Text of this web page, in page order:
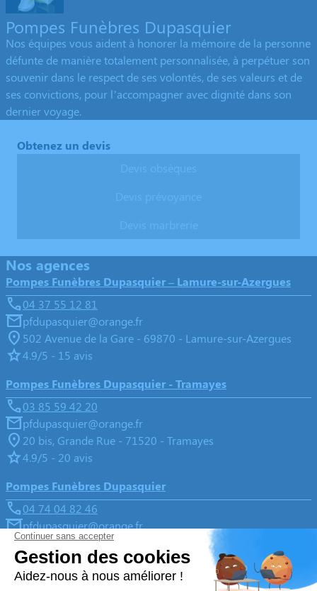
Pompes Funèbres Dupasquier
Nos équipes vous aident à honorer la mémoire de la personne
défunte de manière totalement personnalisée, à perpétuer son
souvenir dans le respect de ses volontés, de ses valeurs et de
ses convictions, pour l’accompagner avec dignité dans son
dernier voyage.
Obtenez un devis
Nos agences
Pompes Funèbres Dupasquier – Lamure-sur-Azergues
04 37 55 12 81
pfdupasquier@orange.fr
502 Avenue de la Gare - 69870 - Lamure-sur-Azergues
4.9/5 - 15 avis
Pompes Funèbres Dupasquier - Tramayes
03 85 59 42 20
pfdupasquier@orange.fr
20 bis, Grande Rue - 71520 - Tramayes
4.9/5 - 20 avis
Pompes Funèbres Dupasquier
04 74 04 82 46
pfdupasquier@orange.fr
Place de la Paix, 11 route de Saint-Joseph - 69430 -
Beaujeu
4.9/5 - 172 avis